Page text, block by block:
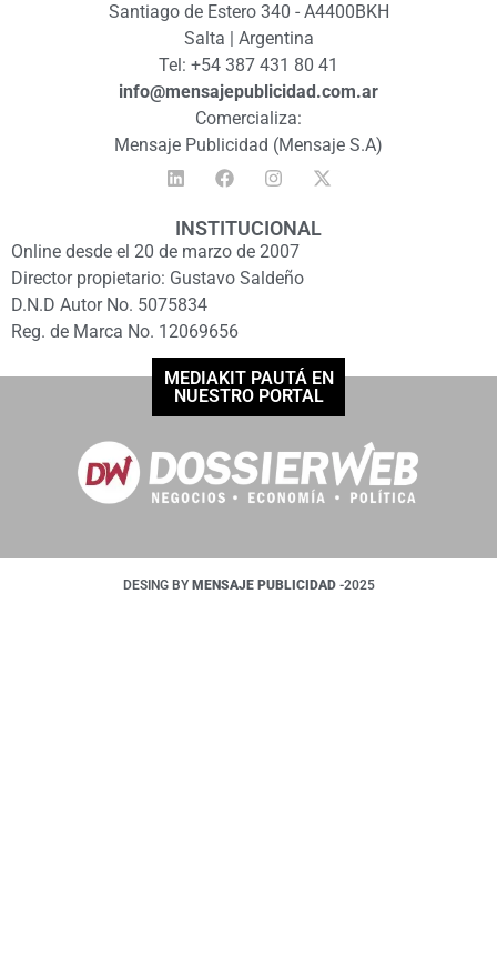
Santiago de Estero 340 - A4400BKH
Salta | Argentina
Tel: +54 387 431 80 41
info@mensajepublicidad.com.ar
Comercializa:
Mensaje Publicidad (Mensaje S.A)
INSTITUCIONAL
Online desde el 20 de marzo de 2007
Director propietario: Gustavo Saldeño
D.N.D Autor No. 5075834
Reg. de Marca No. 12069656
MEDIAKIT PAUTÁ EN
NUESTRO PORTAL
DESING BY MENSAJE PUBLICIDAD -2025